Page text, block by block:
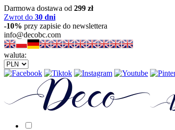
Darmowa dostawa od 299 zł
Zwrot do 30 dni
-10% przy zapisie do newslettera
info@decobc.com
waluta: